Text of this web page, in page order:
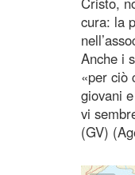
cura: la
Anche i
«per ciò
giovani
vi
(GV)